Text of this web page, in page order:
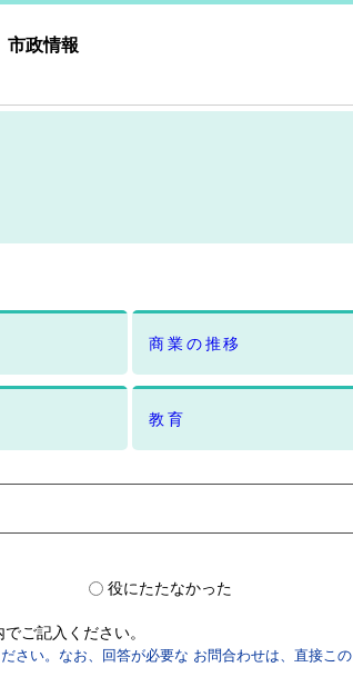
市政情報
商業の推移
教育
役にたたなかった
ご記入ください。
さい。なお、回答が必要な お問合わせは、直接この